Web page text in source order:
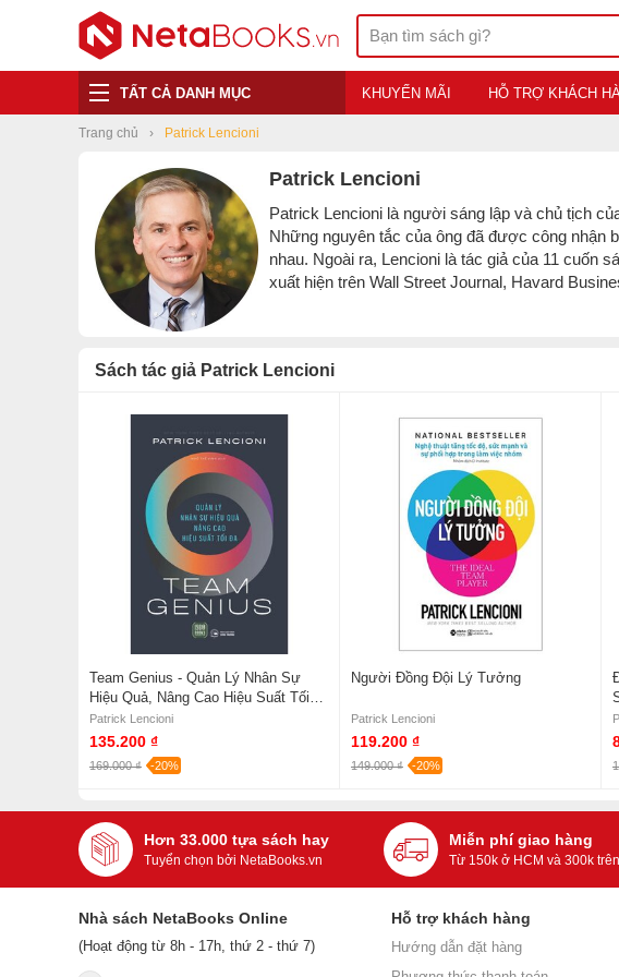
TẤT CẢ DANH MỤC KHUYẾN MÃI HỖ TRỢ KHÁCH
Trang chủ Patrick Lencioni
Patrick Lencioni
Patrick Lencioni là người sáng lập và chủ tịch
Những nguyên tắc của ông đã được công nhận
nhau. Ngoài ra, Lencioni là tác giả của 11 cuốn
xuất hiện trên Wall Street Journal, Havard
Sách tác giả Patrick Lencioni
Team Genius - Quản Lý Nhân Sự
Hiệu Quả, Nâng Cao Hiệu Suất Tối
Đa
Patrick Lencioni
135.200 ₫
169.000 ₫ -20%
Người Đồng Đội Lý Tưởng
Patrick Lencioni
119.200 ₫
149.000 ₫ -20%
Hơn 33.000 tựa sách hay
Tuyển chọn bởi NetaBooks.vn
Miễn phí giao hàng
Từ 150k ở HCM và 300k
Nhà sách NetaBooks Online
(Hoạt động từ 8h - 17h, thứ 2 - thứ 7)
Hỗ trợ khách hàng
Hướng dẫn đặt hàng